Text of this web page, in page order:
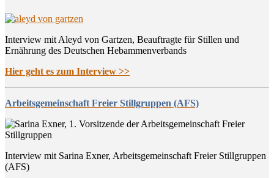
Interview mit Aleyd von Gartzen, Beauftragte für Stillen und
Ernährung des Deutschen Hebammenverbands
Hier geht es zum Interview >>
Arbeitsgemeinschaft Freier Stillgruppen (AFS)
Interview mit Sarina Exner, Arbeitsgemeinschaft Freier Stillgruppen
(AFS)